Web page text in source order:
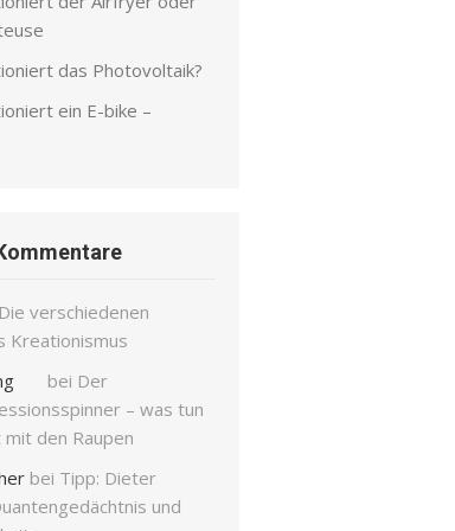
das Photovoltaik?
ein E-bike –
Die verschiedenen
Kreationismus
bei Der
– was tun
den Raupen
bei Tipp: Dieter
und